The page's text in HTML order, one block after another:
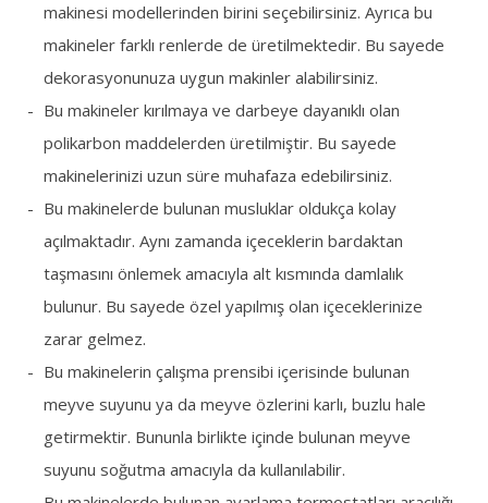
makinesi modellerinden birini seçebilirsiniz. Ayrıca bu
makineler farklı renlerde de üretilmektedir. Bu sayede
dekorasyonunuza uygun makinler alabilirsiniz.
Bu makineler kırılmaya ve darbeye dayanıklı olan
polikarbon maddelerden üretilmiştir. Bu sayede
makinelerinizi uzun süre muhafaza edebilirsiniz.
Bu makinelerde bulunan musluklar oldukça kolay
açılmaktadır. Aynı zamanda içeceklerin bardaktan
taşmasını önlemek amacıyla alt kısmında damlalık
bulunur. Bu sayede özel yapılmış olan içeceklerinize
zarar gelmez.
Bu makinelerin çalışma prensibi içerisinde bulunan
meyve suyunu ya da meyve özlerini karlı, buzlu hale
getirmektir. Bununla birlikte içinde bulunan meyve
suyunu soğutma amacıyla da kullanılabilir.